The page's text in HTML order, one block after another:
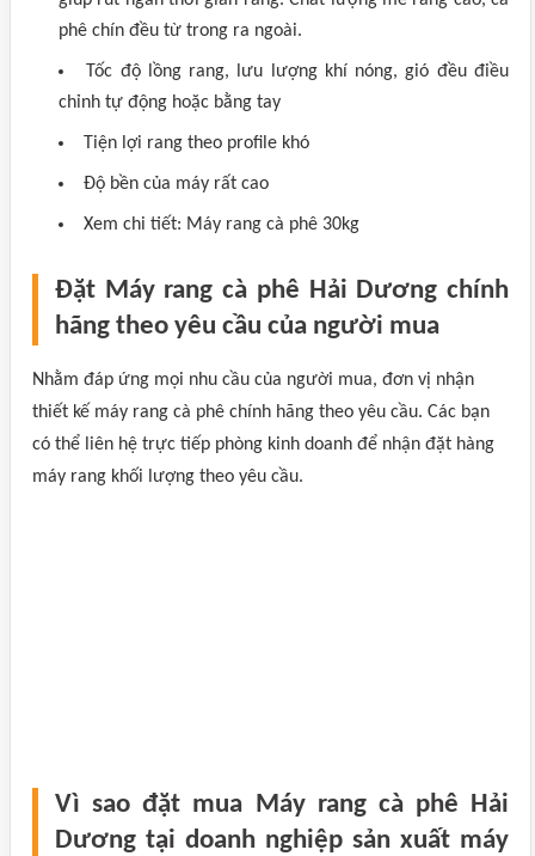
phê chín đều từ trong ra ngoài.
Tốc độ lồng rang, lưu lượng khí nóng, gió đều điều
chỉnh tự động hoặc bằng tay
Tiện lợi rang theo profile khó
Độ bền của máy rất cao
Xem chi tiết: Máy rang cà phê 30kg
Đặt Máy rang cà phê Hải Dương chính
hãng theo yêu cầu của người mua
Nhằm đáp ứng mọi nhu cầu của người mua, đơn vị nhận
thiết kế máy rang cà phê chính hãng theo yêu cầu. Các bạn
có thể liên hệ trực tiếp phòng kinh doanh để nhận đặt hàng
máy rang khối lượng theo yêu cầu.
Vì sao đặt mua Máy rang cà phê Hải
Dương tại doanh nghiệp sản xuất máy